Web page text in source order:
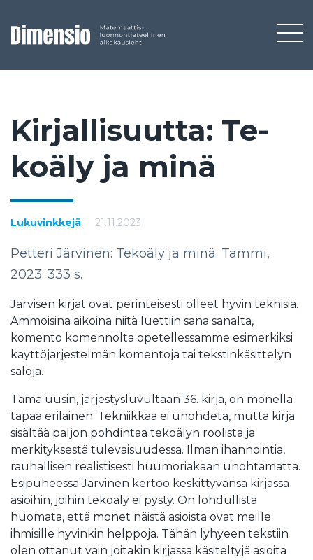
Kir­jal­li­suut­ta: Te­
koä­ly ja mi­nä
Lukuvinkkejä 21.11.2023
Petteri Järvinen: Tekoäly ja minä. Tammi,
2023. 333 s.
Järvisen kirjat ovat perinteisesti olleet hyvin teknisiä.
Ammoisina aikoina niitä luettiin sana sanalta,
komento komennolta opetellessamme esimerkiksi
käyttöjärjestelmän komentoja tai tekstinkäsittelyn
saloja.
Tämä uusin, järjestysluvultaan 36. kirja, on monella
tapaa erilainen. Tekniikkaa ei unohdeta, mutta kirja
sisältää paljon pohdintaa tekoälyn roolista ja
merkityksestä tulevaisuudessa. Ilman ihannointia,
rauhallisen realistisesti huumoriakaan unohtamatta.
Esipuheessa Järvinen kertoo keskittyvänsä kirjassa
asioihin, joihin tekoäly ei pysty. On lohdullista
huomata, että monet näistä asioista ovat meille
ihmisille hyvinkin helppoja. Tähän lyhyeen tekstiin
olen ottanut vain joitakin kirjassa käsiteltyjä asioita